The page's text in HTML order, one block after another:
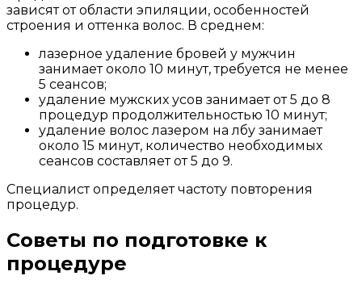
зависят от области эпиляции, особенностей
строения и оттенка волос. В среднем:
лазерное удаление бровей у мужчин
занимает около 10 минут, требуется не менее
5 сеансов;
удаление мужских усов занимает от 5 до 8
процедур продолжительностью 10 минут;
удаление волос лазером на лбу занимает
около 15 минут, количество необходимых
сеансов составляет от 5 до 9.
Специалист определяет частоту повторения
процедур.
Советы по подготовке к
процедуре